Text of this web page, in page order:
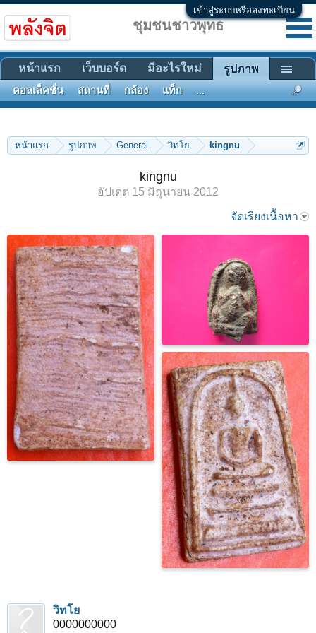
เข้าสู่ระบบหรือลงทะเบียน
หน้าแรก รูปภาพ General วิทโย kingnu
kingnu
อัปเดต 15 มิถุนายน 2012
จัดเรียงเนื้อหา
วิทโย
0000000000
ชุมชนชาวพุทธ
หน้าแรก เว็บบอร์ด มีอะไรใหม่ รูปภาพ
คอลเล็คชั่น สถานที่ กล้อง แท็ก ...